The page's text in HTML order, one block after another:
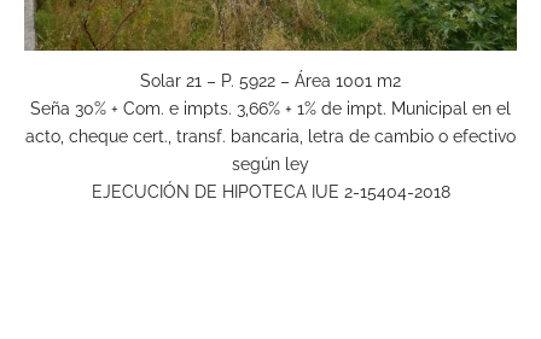
Solar 21 – P. 5922 – Área 1001 m2
Seña 30% + Com. e impts. 3,66% + 1% de impt. Municipal en el
acto, cheque cert., transf. bancaria, letra de cambio o efectivo
según ley
EJECUCIÓN DE HIPOTECA IUE 2-15404-2018